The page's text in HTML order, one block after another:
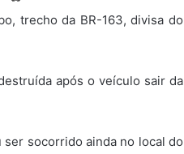
trecho da BR-163, divisa do
após o veículo sair da
socorrido ainda no local do